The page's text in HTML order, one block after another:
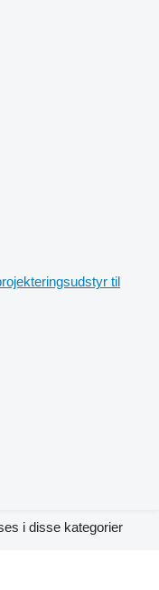
til
i disse kategorier